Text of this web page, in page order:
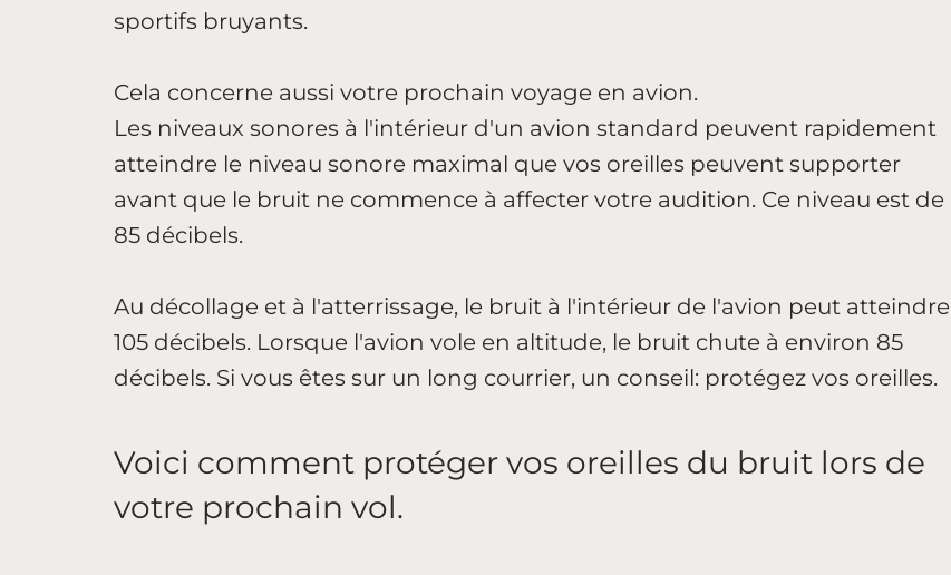
sportifs bruyants.
Cela concerne aussi votre prochain voyage en avion.
Les niveaux sonores à l'intérieur d'un avion standard peuvent rapidement
atteindre le niveau sonore maximal que vos oreilles peuvent supporter
avant que le bruit ne commence à affecter votre audition. Ce niveau est de
85 décibels.
Au décollage et à l'atterrissage, le bruit à l'intérieur de l'avion peut atteindre
105 décibels. Lorsque l'avion vole en altitude, le bruit chute à environ 85
décibels. Si vous êtes sur un long courrier, un conseil: protégez vos oreilles.
Voici comment protéger vos oreilles du bruit lors de
votre prochain vol.